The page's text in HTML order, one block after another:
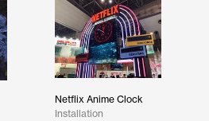
Netflix Anime Clock
Installation